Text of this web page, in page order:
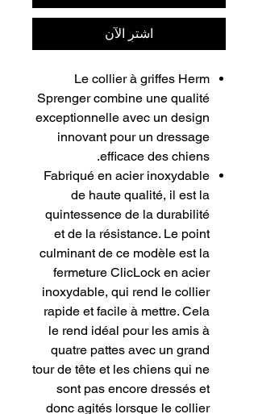
اشترِ الآن
Le collier à griffes Herm
Sprenger combine une qualité
exceptionnelle avec un design
innovant pour un dressage
efficace des chiens.
Fabriqué en acier inoxydable
de haute qualité, il est la
quintessence de la durabilité
et de la résistance. Le point
culminant de ce modèle est la
fermeture ClicLock en acier
inoxydable, qui rend le collier
rapide et facile à mettre. Cela
le rend idéal pour les amis à
quatre pattes avec un grand
tour de tête et les chiens qui ne
sont pas encore dressés et
donc agités lorsque le collier